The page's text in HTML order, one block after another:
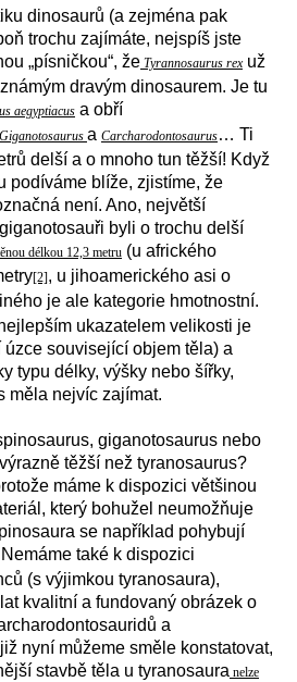
dinosaurů (a zejména pak
trochu zajímáte, nejspíš jste
„písničkou“, že Tyrannosaurus rexuž
dravým dinosaurem. Je tu
aegyptiacus a obří
Giganotosaurus a Carcharodontosaurus… Ti
delší a o mnoho tun těžší! Když
podíváme blíže, zjistíme, že
není. Ano, největší
byli o trochu delší
délkou 12,3 metru (u afrického
[2], u jihoamerického asi o
je ale kategorie hmotnostní.
ukazatelem velikosti je
úzce související objem těla) a
typu délky, výšky nebo šířky,
měla nejvíc zajímat.
giganotosaurus nebo
těžší než tyranosaurus?
máme k dispozici většinou
který bohužel neumožňuje
se například pohybují
Nemáme také k dispozici
(s výjimkou tyranosaura),
kvalitní a fundovaný obrázek o
a
nyní můžeme směle konstatovat,
stavbě těla u tyranosaura nelze